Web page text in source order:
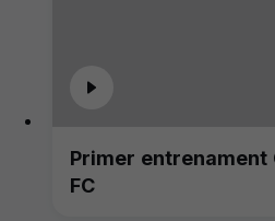
Primer entrenament
FC